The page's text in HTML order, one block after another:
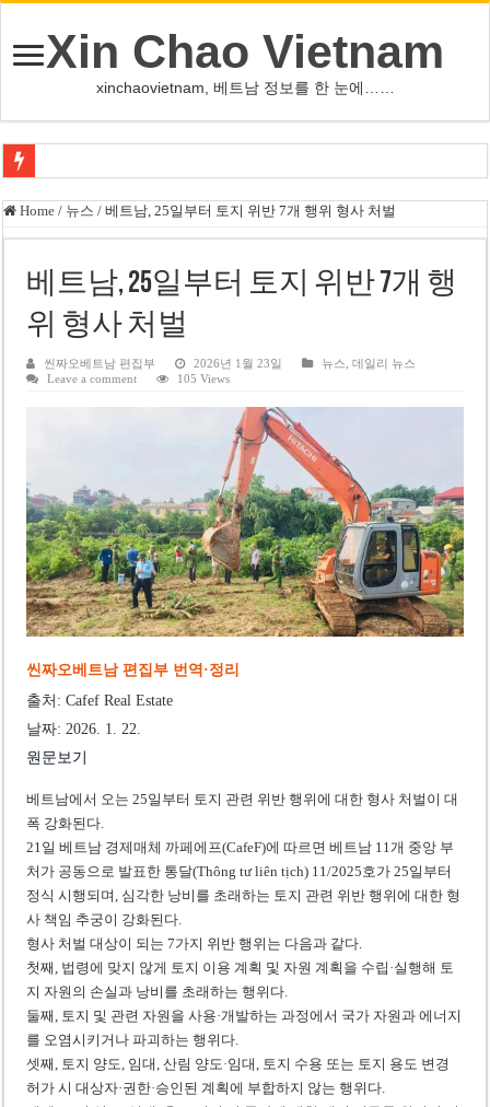
Xin Chao Vietnam
xinchaovietnam, 베트남 정보를 한 눈에……
쩐 타인 먼 베트남 국회의장 “외교 성과, 국가 위상 제고에 크게 기여”
싱가포르 하오마트, 마지막 프리미엄 매장 폐점… 적자·소송 악재 속 사업 축
베트남 은행 분기 순이익 1조 동 시대…비엣콤뱅크 등 5곳 돌파
PNJ, 다이아몬드 밀수 여파에 2분기 적자… 10월 임시 주총 개최
케펠, 투티엠 엠파이어시티 지분 전량 2억7000만 달러에 매각
베트남 MB은행, 2026년 수익 목표 자신…부동산 대출 비율 13% 고수
베트남주식 HAT, 15년 연속 현금 배당…주당 3,000동 지급
‘1,000억 달러 남북고속철 투자’ 호언장담 메콜로르 회장 체포
베트남 세무당국, 납세자 정보 공개 기준·절차 명확화
Home / 뉴스 / 베트남, 25일부터 토지 위반 7개 행위 형사 처벌
베트남, 25일부터 토지 위반 7개 행
위 형사 처벌
씬짜오베트남 편집부 2026년 1월 23일 뉴스 ,데일리 뉴스
Leave a comment
105 Views
씬짜오베트남 편집부 번역·정리
출처: Cafef Real Estate
날짜: 2026. 1. 22.
원문보기
베트남에서 오는 25일부터 토지 관련 위반 행위에 대한 형사 처벌이 대
폭 강화된다.
21일 베트남 경제매체 까페에프(CafeF)에 따르면 베트남 11개 중앙 부
처가 공동으로 발표한 통달(Thông tư liên tịch) 11/2025호가 25일부터
정식 시행되며, 심각한 낭비를 초래하는 토지 관련 위반 행위에 대한 형
사 책임 추궁이 강화된다.
형사 처벌 대상이 되는 7가지 위반 행위는 다음과 같다.
첫째, 법령에 맞지 않게 토지 이용 계획 및 자원 계획을 수립·실행해 토
지 자원의 손실과 낭비를 초래하는 행위다.
둘째, 토지 및 관련 자원을 사용·개발하는 과정에서 국가 자원과 에너지
를 오염시키거나 파괴하는 행위다.
셋째, 토지 양도, 임대, 산림 양도·임대, 토지 수용 또는 토지 용도 변경
허가 시 대상자·권한·승인된 계획에 부합하지 않는 행위다.